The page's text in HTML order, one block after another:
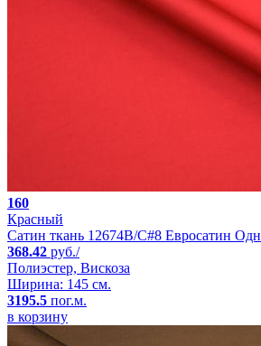
160
Красный
Сатин ткань 12674B/C#8 Евросатин
368.42 руб./
Полиэстер, Вискоза
Ширина: 145 см.
3195.5 пог.м.
в корзину